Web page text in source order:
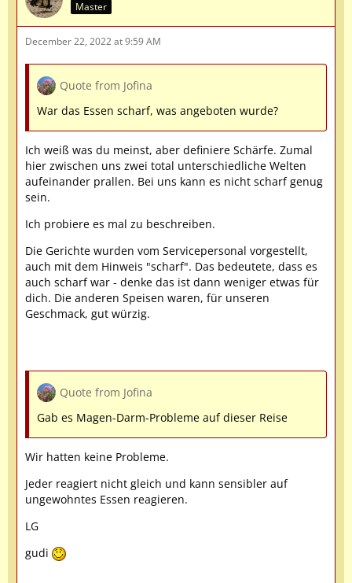
Master
December 22, 2022 at 9:59 AM
Quote from Jofina
War das Essen scharf, was angeboten wurde?
Ich weiß was du meinst, aber definiere Schärfe. Zumal
hier zwischen uns zwei total unterschiedliche Welten
aufeinander prallen. Bei uns kann es nicht scharf genug
sein.
Ich probiere es mal zu beschreiben.
Die Gerichte wurden vom Servicepersonal vorgestellt,
auch mit dem Hinweis "scharf". Das bedeutete, dass es
auch scharf war - denke das ist dann weniger etwas für
dich. Die anderen Speisen waren, für unseren
Geschmack, gut würzig.
Quote from Jofina
Gab es Magen-Darm-Probleme auf dieser Reise
Wir hatten keine Probleme.
Jeder reagiert nicht gleich und kann sensibler auf
ungewohntes Essen reagieren.
LG
gudi